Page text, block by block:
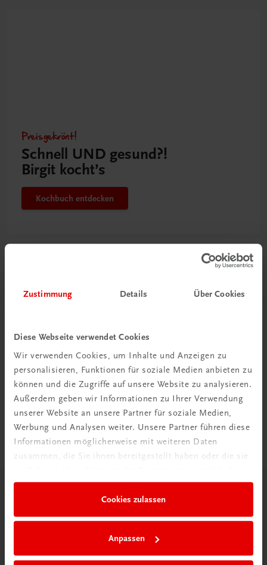
Zustimmung Details Über Cookies
Diese Webseite verwendet Cookies
Wir verwenden Cookies, um Inhalte und Anzeigen zu
personalisieren, Funktionen für soziale Medien anbieten zu
können und die Zugriffe auf unsere Website zu analysieren.
Außerdem geben wir Informationen zu Ihrer Verwendung
unserer Website an unsere Partner für soziale Medien,
Werbung und Analysen weiter. Unsere Partner führen diese
Informationen möglicherweise mit weiteren Daten
zusammen, die Sie ihnen bereitgestellt haben oder die sie
Cookies zulassen
Anpassen
Preisgekrönt!
Schnell UND gesund?!
Birgit kocht’s
Kochbuch entdecken
Rabattcode erhalten
Newsletter abonnieren
& Versandkosten sparen
Jetzt anmelden
Herzlich willkommen bei TRAUNER!